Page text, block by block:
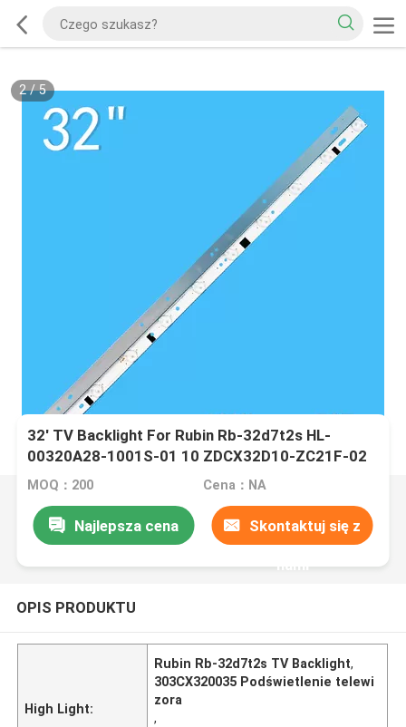
2/5
32' TV Backlight For Rubin Rb-32d7t2s HL-
00320A28-1001S-01 10 ZDCX32D10-ZC21F-02
H32B3100E CX315DLEDM 303CX320035 3-8 8
MOQ：200 Cena：NA
Najlepsza cena Skontaktuj się z
nami
OPIS PRODUKTU
High Light:
Rubin Rb-32d7t2s TV Backlight,
303CX320035 Podświetlenie telewi
zora
,